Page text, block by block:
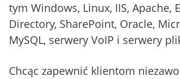
tym Windows, Linux, IIS, Apache,
Directory, SharePoint, Oracle,
MySQL, serwery VoIP i serwery
Chcąc zapewnić klientom